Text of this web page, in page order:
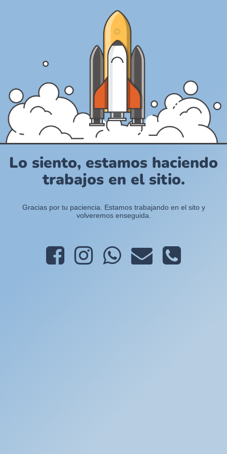
Lo siento, estamos haciendo
trabajos en el sitio.
Gracias por tu paciencia. Estamos trabajando en el sito y
volveremos enseguida.